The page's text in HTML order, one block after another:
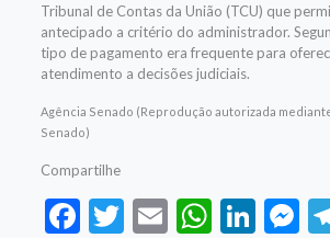
Tribunal de Contas da União (TCU) que
antecipado a critério do administrador.
tipo de pagamento era frequente para
atendimento a decisões judiciais.
Agência Senado (Reprodução autorizada
Senado)
Compartilhe
Facebook
Twitter
Email